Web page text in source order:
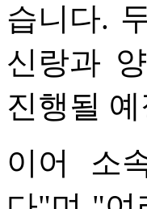
습니다.
신랑과
진행될
이어 소